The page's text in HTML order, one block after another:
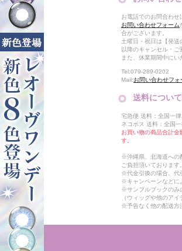
お電話でのお問合わせ
お問い合わせフォーム
合がございます。
土曜日・祝日は【発
以降のキャンセル・ご
また、休業期間中にい
Tel:079-289-0202
Mail:お問い合わせフォ
送料について
宅急便 送料：全国一
ネコポス 送料：全国
お買い物の商品合計
す。
※沖縄県、北海道への
ご負担頂いております
※代金引換の場合、代
※キャンペーンなどに
※サンプルブックのみ
（ウィッグや他のア
※予告なく他の配送方